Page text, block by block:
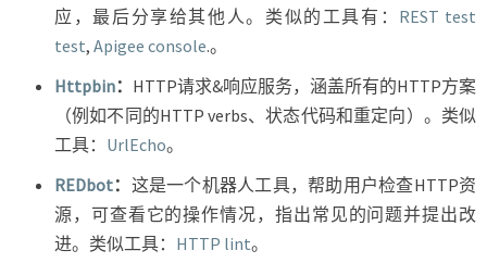
应，最后分享给其他人。类似的工具有： REST test
test, Apigee console.。
Httpbin： HTTP请求&响应服务，涵盖所有的HTTP方案
（例如不同的HTTP verbs、状态代码和重定向）。类似
工具： UrlEcho。
REDbot： 这是一个机器人工具，帮助用户检查HTTP资
源，可查看它的操作情况，指出常见的问题并提出改
进。类似工具： HTTP lint。